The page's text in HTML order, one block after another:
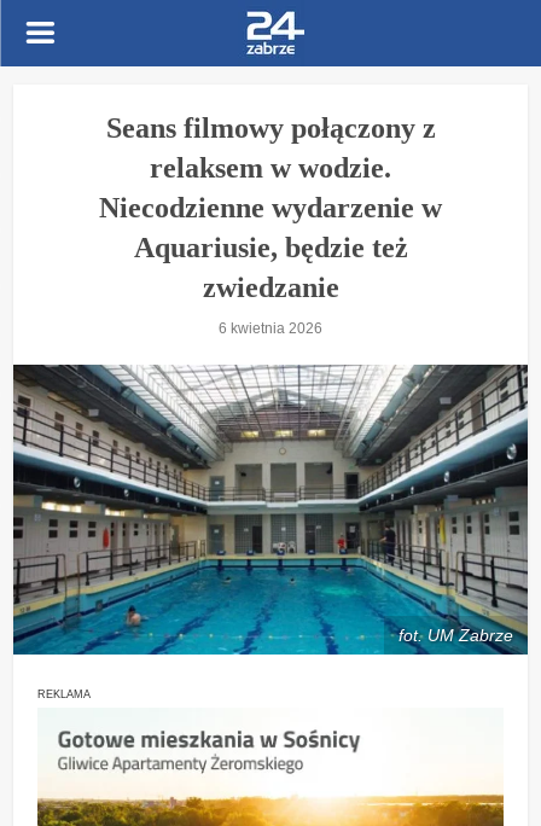
Seans filmowy połączony z
relaksem w wodzie.
Niecodzienne wydarzenie w
Aquariusie, będzie też
zwiedzanie
6 kwietnia 2026
fot. UM Zabrze
REKLAMA